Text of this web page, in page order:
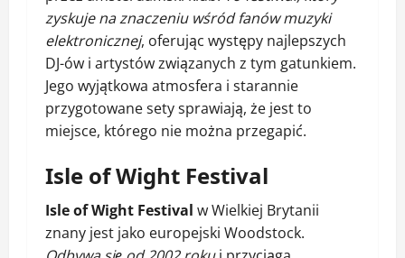
zyskuje na znaczeniu wśród fanów muzyki
elektronicznej, oferując występy najlepszych
DJ-ów i artystów związanych z tym gatunkiem.
Jego wyjątkowa atmosfera i starannie
przygotowane sety sprawiają, że jest to
miejsce, którego nie można przegapić.
Isle of Wight Festival
Isle of Wight Festival w Wielkiej Brytanii
znany jest jako europejski Woodstock.